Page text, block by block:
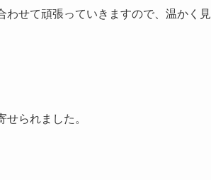
せて頑張っていきますので、温かく見
られました。